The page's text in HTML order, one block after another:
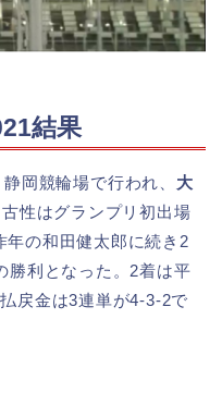
結果
岡競輪場で行われ、 大
古性はグランプリ初出場
年の和田健太郎に続き2
勝利となった。2着は平
戻金は3連単が4-3-2で